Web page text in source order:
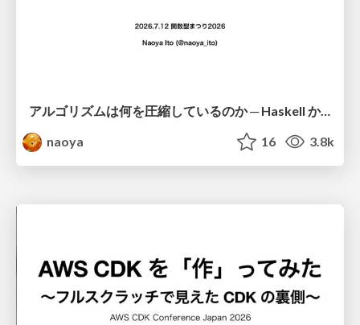
アルゴリズムは何を圧縮しているのか ─ Haskell から育った「圧縮代数」というメンタルモデル
naoya
16 3.8k